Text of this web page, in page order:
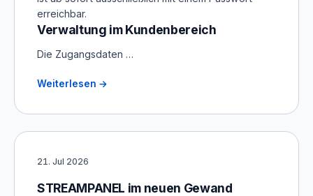
erreichbar.
Verwaltung im Kundenbereich
Die Zugangsdaten …
Weiterlesen →
21. Jul 2026
STREAMPANEL im neuen Gewand